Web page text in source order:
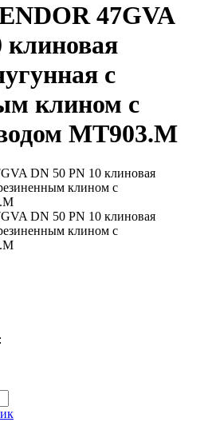
47GVA
клиновая
с
клином с
МТ903.M